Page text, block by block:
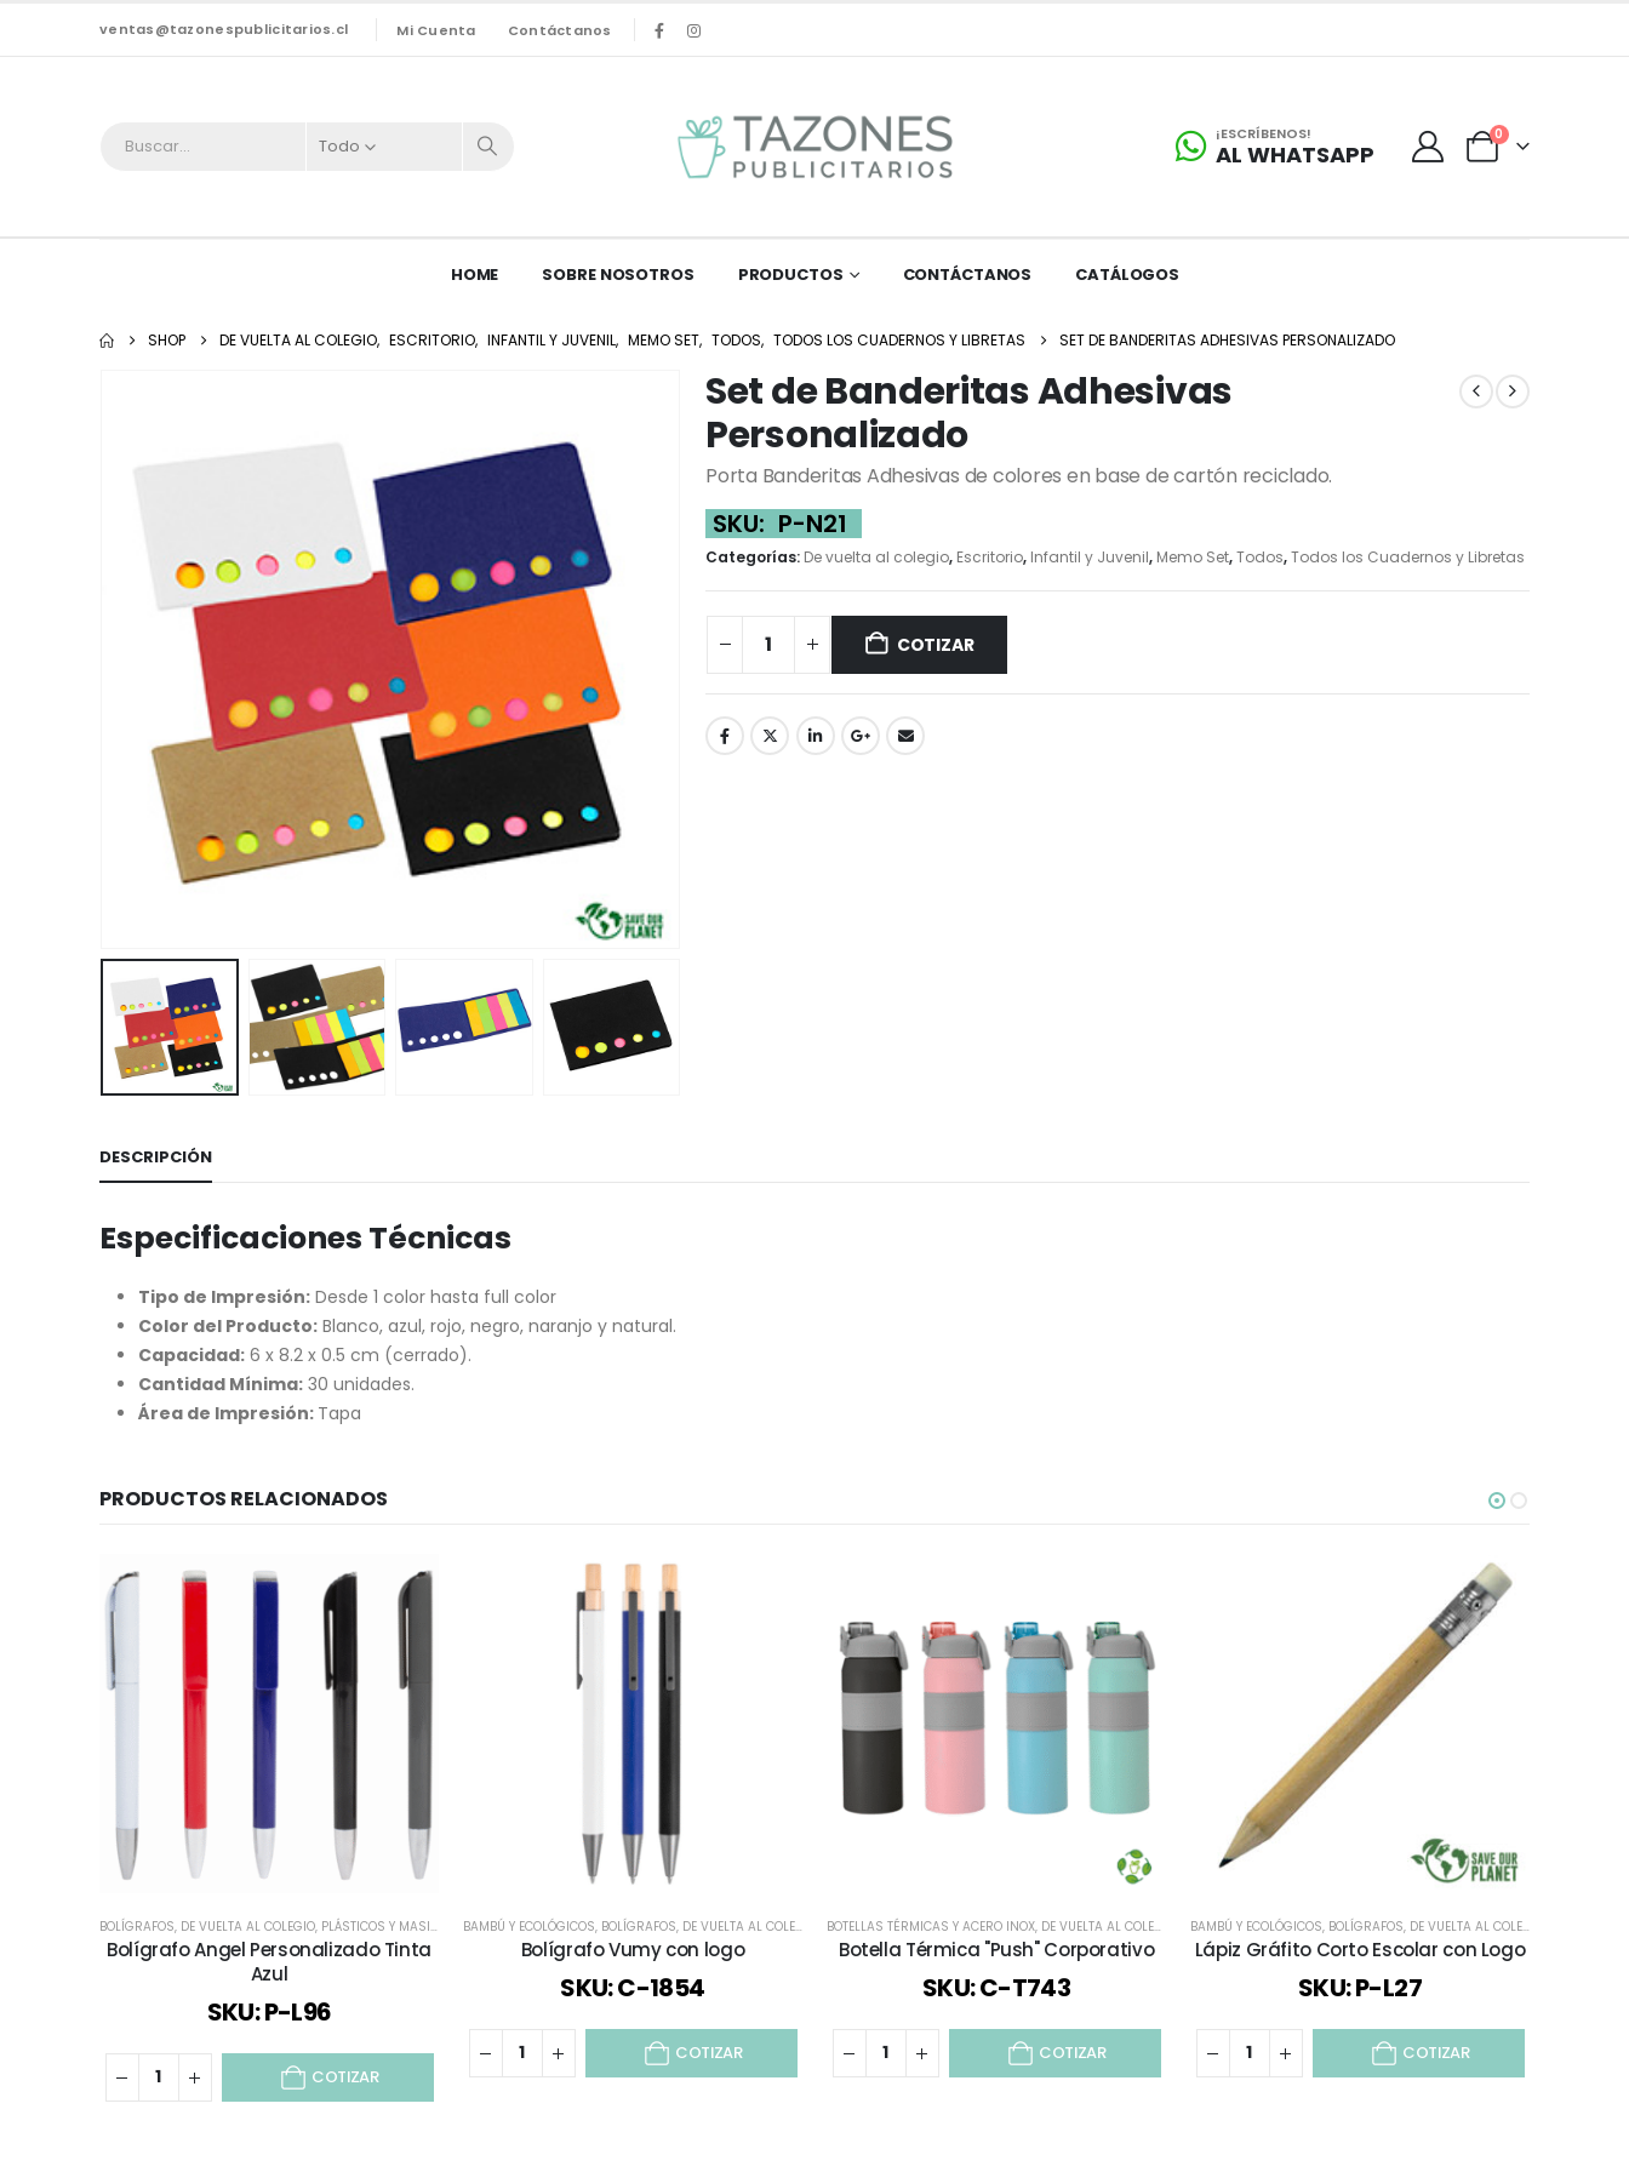
ventas@tazonespublicitarios.cl Mi Cuenta Contáctanos
Todo
¡ESCRÍBENOS!
AL WHATSAPP
0
HOME SOBRE NOSOTROS PRODUCTOS CONTÁCTANOS CATÁLOGOS
SHOP DE VUELTA AL COLEGIO, ESCRITORIO, INFANTIL Y JUVENIL, MEMO SET, TODOS, TODOS LOS CUADERNOS Y LIBRETAS SET DE BANDERITAS ADHESIVAS PERSONALIZADO
Set de Banderitas Adhesivas
Personalizado
Porta Banderitas Adhesivas de colores en base de cartón reciclado.
SKU: P-N21
Categorías: De vuelta al colegio, Escritorio, Infantil y Juvenil, Memo Set,Todos,Todos los Cuadernos y Libretas
COTIZAR
DESCRIPCIÓN
Especificaciones Técnicas
Tipo de Impresión: Desde 1 color hasta full color
Color del Producto: Blanco, azul, rojo, negro, naranjo y natural.
Capacidad: 6 x 8.2 x 0.5 cm (cerrado).
Cantidad Mínima: 30 unidades.
Área de Impresión: Tapa
PRODUCTOS RELACIONADOS
BOLÍGRAFOS, DE VUELTA AL COLEGIO, PLÁSTICOS Y MASIVOS TODOS
Bolígrafo Angel Personalizado Tinta
Azul
SKU: P-L96
COTIZAR
BAMBÚ Y ECOLÓGICOS, BOLÍGRAFOS, DE VUELTA AL COLEGIO TODOS
Bolígrafo Vumy con logo
SKU: C-1854
COTIZAR
BOTELLAS TÉRMICAS Y ACERO INOX, DE VUELTA AL COLEGIO DEPORTES Y BIENESTAR, ECOLÓGICOS Y SUSTENTABLES,TIEMPO LIBRE /
Botella Térmica "Push" Corporativo
SKU: C-T743
COTIZAR
BAMBÚ Y ECOLÓGICOS, BOLÍGRAFOS, DE VUELTA AL COLEGIO
Lápiz Gráfito Corto Escolar con Logo
SKU: P-L27
COTIZAR